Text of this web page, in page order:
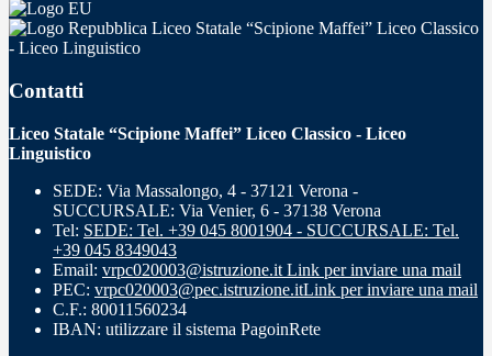
Liceo Statale “Scipione Maffei” Liceo Classico
- Liceo Linguistico
Contatti
Liceo Statale “Scipione Maffei” Liceo Classico - Liceo
Linguistico
SEDE: Via Massalongo, 4 - 37121 Verona -
SUCCURSALE: Via Venier, 6 - 37138 Verona
Tel: SEDE: Tel. +39 045 8001904 - SUCCURSALE: Tel.
+39 045 8349043
Email: vrpc020003@istruzione.it Link per inviare una mail
PEC: vrpc020003@pec.istruzione.itLink per inviare una mail
C.F.: 80011560234
IBAN: utilizzare il sistema PagoinRete